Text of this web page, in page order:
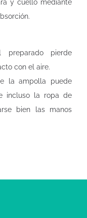
y cuello mediante
pierde
con el aire.
la ampolla puede
incluso la ropa de
bien las manos